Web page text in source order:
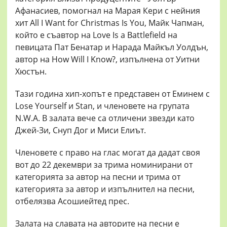
Афанасиев, помогнал на Марая Кери с нейния
хит All I Want for Christmas Is You, Майк Чапман,
който е съавтор на Love Is a Battlefield на
певицата Пат Бенатар и Нарада Майкъл Уолдън,
автор на How Will I Know?, изпълнена от Уитни
Хюстън.
Тази година хип-хопът е представен от Еминем с
Lose Yourself и Stan, и членовете на групата
N.W.A. В залата вече са отличени звезди като
Джей-Зи, Снуп Дог и Миси Елиът.
Членовете с право на глас могат да дадат своя
вот до 22 декември за трима номинирани от
категорията за автор на песни и трима от
категорията за автор и изпълнител на песни,
отбелязва Асошиейтед прес.
Залата на славата на авторите на песни е